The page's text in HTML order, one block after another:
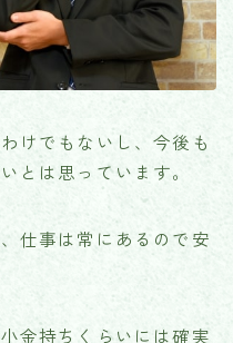
けでもないし、今後も
とは思っています。
仕事は常にあるので安
金持ちくらいには確実